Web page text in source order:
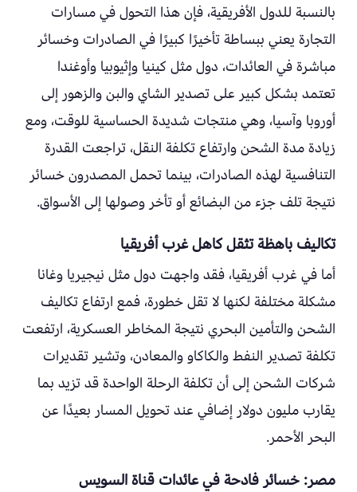
بالنسبة للدول الأفريقية، فإن هذا التحول في مسارات
التجارة يعني ببساطة تأخيرًا كبيرًا في الصادرات وخسائر
مباشرة في العائدات، دول مثل كينيا وإثيوبيا وأوغندا
تعتمد بشكل كبير على تصدير الشاي والبن والزهور إلى
أوروبا وآسيا، وهي منتجات شديدة الحساسية للوقت، ومع
زيادة مدة الشحن وارتفاع تكلفة النقل، تراجعت القدرة
التنافسية لهذه الصادرات، بينما تحمل المصدرون خسائر
نتيجة تلف جزء من البضائع أو تأخر وصولها إلى الأسواق.
تكاليف باهظة تثقل كاهل غرب أفريقيا
أما في غرب أفريقيا، فقد واجهت دول مثل نيجيريا وغانا
مشكلة مختلفة لكنها لا تقل خطورة، فمع ارتفاع تكاليف
الشحن والتأمين البحري نتيجة المخاطر العسكرية، ارتفعت
تكلفة تصدير النفط والكاكاو والمعادن، وتشير تقديرات
شركات الشحن إلى أن تكلفة الرحلة الواحدة قد تزيد بما
يقارب مليون دولار إضافي عند تحويل المسار بعيدًا عن
البحر الأحمر.
مصر: خسائر فادحة في عائدات قناة السويس